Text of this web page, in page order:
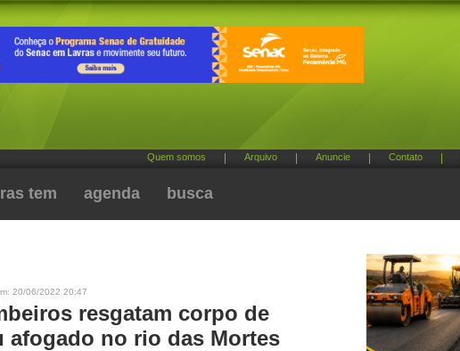
Quem somos Arquivo Anuncie Contato
tem agenda busca
20/06/2022 20:47
resgatam corpo de
afogado no rio das Mortes